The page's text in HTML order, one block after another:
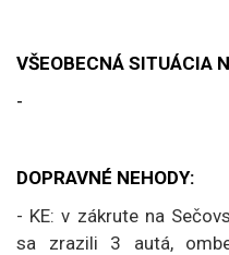
VŠEOBECNÁ SITUÁCIA
-
DOPRAVNÉ NEHODY:
- KE: v zákrute na
sa zrazili 3 autá,